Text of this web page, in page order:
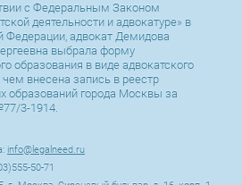
с Федеральным Законом
деятельности и адвокатуре» в
Федерации, адвокат Демидова
выбрала форму
образования в виде адвокатского
чем внесена запись в реестр
образований города Москвы за
3-1914.
info@legalneed.ru
50-71